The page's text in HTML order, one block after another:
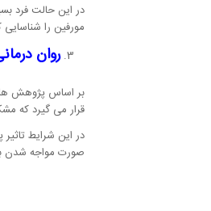
در این حالت فرد
مورفین را
روان
بر اساس پژوهش
قرار می گیرد که
در این شرایط
صورت مواجه شدن